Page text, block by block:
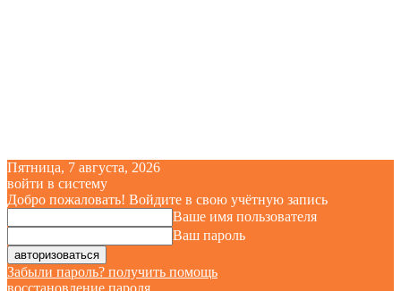
Пятница, 7 августа, 2026
войти в систему
Добро пожаловать! Войдите в свою учётную запись
Ваше имя пользователя
Ваш пароль
Забыли пароль? получить помощь
восстановление пароля